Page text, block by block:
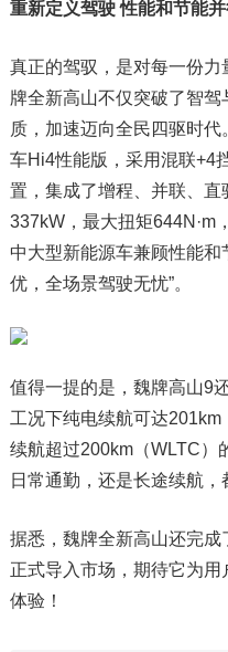
重新定义驾驶 性能和节能
真正的驾驭，是对每一份
牌全新高山不仅突破了智
质，加速迈向全民四驱时
车Hi4性能版，采用混联+4
置，集成了增程、并联、
337kW，最大扭矩644N·m
中大型新能源车兼顾性能和
优，全场景驾驶无忧”。
值得一提的是，魏牌高山9
工况下纯电续航可达
续航超过200km（WLTC）
日常通勤，还是长途续航，
据悉，魏牌全新高山还完
正式导入市场，期待它为
体验！